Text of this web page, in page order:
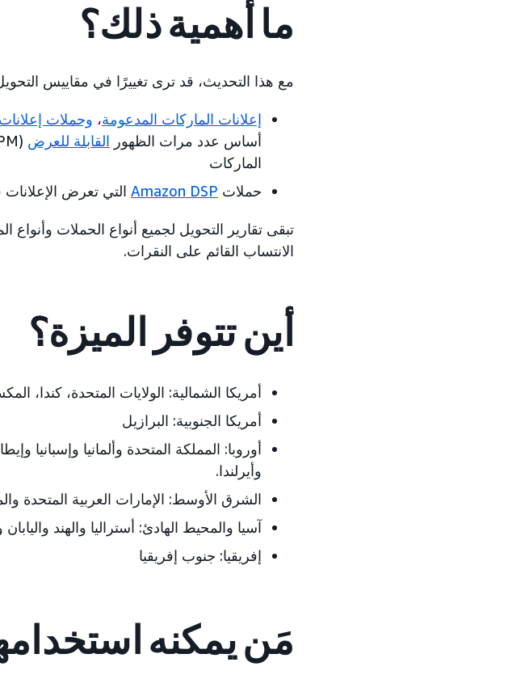
ما أهمية ذلك؟
مع هذا التحديث، قد ترى تغييرًا في مقاييس
إعلانات الماركات المدعومة، وحملات
أساس عدد مرات الظهور القابلة للعرض
الماركات
حملات Amazon DSP التي تعرض الإعلانات
تبقى تقارير التحويل لجميع أنواع الحملات
الانتساب القائم على النقرات.
أين تتوفر الميزة؟
أمريكا الشمالية: الولايات المتحدة، كندا،
أمريكا الجنوبية: البرازيل
أوروبا: المملكة المتحدة وألمانيا وإسبانيا
وأيرلندا.
الشرق الأوسط: الإمارات العربية المتحدة
آسيا والمحيط الهادئ: أستراليا والهند
إفريقيا: جنوب إفريقيا
مَن يمكنه